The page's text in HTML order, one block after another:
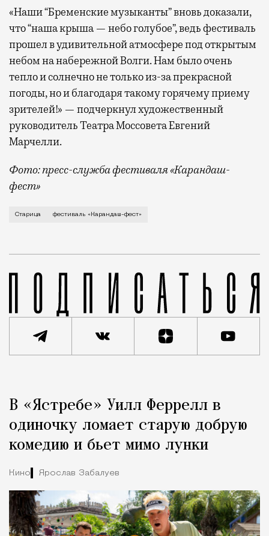
«Наши “Бременские музыканты” вновь доказали,
что “наша крыша — небо голубое”, ведь фестиваль
прошел в удивительной атмосфере под открытым
небом на набережной Волги. Нам было очень
тепло и солнечно не только из-за прекрасной
погоды, но и благодаря такому горячему приему
зрителей!» — подчеркнул художественный
руководитель Театра Моссовета Евгений
Марчелли.
Фото: пресс-служба фестиваля «Карандаш-
фест»
В минувший уикенд маленькая Старица в
Старица фестиваль «Карандаш-фест»
Город
В «Ястребе» Уилл Феррелл в
одиночку ломает старую добрую
комедию и бьет мимо лунки
Кино Ярослав Забалуев